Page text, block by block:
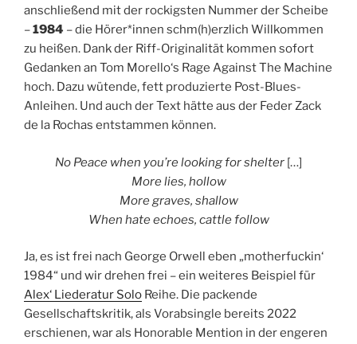
anschließend mit der rockigsten Nummer der Scheibe
–1984 – die Hörer*innen schm(h)erzlich Willkommen
zu heißen. Dank der Riff-Originalität kommen sofort
Gedanken an Tom Morello‘s Rage Against The Machine
hoch. Dazu wütende, fett produzierte Post-Blues-
Anleihen. Und auch der Text hätte aus der Feder Zack
de la Rochas entstammen können.
No Peace when you’re looking for shelter […]
More lies, hollow
More graves, shallow
When hate echoes, cattle follow
Ja, es ist frei nach George Orwell eben „motherfuckin‘
1984“ und wir drehen frei – ein weiteres Beispiel für
Alex‘ Liederatur Solo Reihe. Die packende
Gesellschaftskritik, als Vorabsingle bereits 2022
erschienen, war als Honorable Mention in der engeren